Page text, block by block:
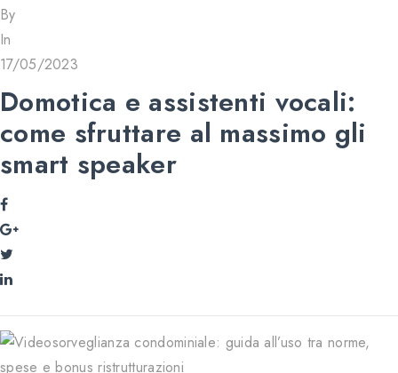
By
In
17/05/2023
Domotica e assistenti vocali:
come sfruttare al massimo gli
smart speaker